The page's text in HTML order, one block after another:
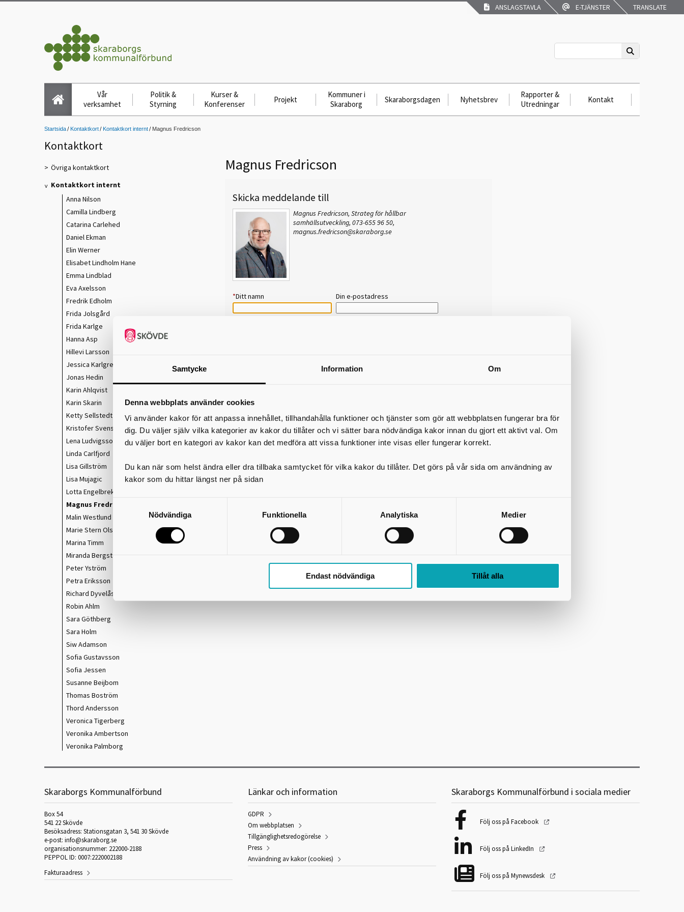
Samtycke Information Om
Denna webbplats använder cookies
Vi använder kakor för att anpassa innehållet, tillhandahålla funktioner och tjänster som gör att webbplatsen fungerar bra för
dig. Du väljer själv vilka kategorier av kakor du tillåter och vi sätter bara nödvändiga kakor innan du gjort ett aktivt val. Om
du väljer bort en kategori av kakor kan det medföra att vissa funktioner inte visas eller fungerar korrekt.
Du kan när som helst ändra eller dra tillbaka samtycket för vilka kakor du tillåter. Det görs på vår sida om användning av
kakor som du hittar längst ner på sidan
Nödvändiga Funktionella Analytiska Medier
Endast nödvändiga Tillåt alla
ANSLAGSTAVLA E-TJÄNSTER TRANSLATE
Vår
verksamhet
Politik &
Styrning
Kurser &
Konferenser
Projekt
Kommuner i
Skaraborg
Skaraborgsdagen Nyhetsbrev
Rapporter &
Utredningar
Kontakt
Startsida Kontaktkort Kontaktkort internt Magnus Fredricson
Kontaktkort
Övriga kontaktkort
Kontaktkort internt
Anna Nilson
Camilla Lindberg
Catarina Carlehed
Daniel Ekman
Elin Werner
Elisabet Lindholm Hane
Emma Lindblad
Eva Axelsson
Fredrik Edholm
Frida Jolsgård
Frida Karlge
Hanna Asp
Hillevi Larsson
Jessica Karlgren
Jonas Hedin
Karin Ahlqvist
Karin Skarin
Ketty Sellstedt
Kristofer Svensson
Lena Ludvigsson
Linda Carlfjord
Lisa Gillström
Lisa Mujagic
Lotta Engelbreksson
Magnus Fredricson
Malin Westlund
Marie Stern Olsson
Marina Timm
Miranda Bergsten
Peter Yström
Petra Eriksson
Richard Dyvelås
Robin Ahlm
Sara Göthberg
Sara Holm
Siw Adamson
Sofia Gustavsson
Sofia Jessen
Susanne Beijbom
Thomas Boström
Thord Andersson
Veronica Tigerberg
Veronika Ambertson
Veronika Palmborg
Magnus Fredricson
Skicka meddelande till
Magnus Fredricson, Strateg för hållbar
samhällsutveckling, 073-655 96 50,
magnus.fredricson@skaraborg.se
*Ditt namn Din e-postadress
*= Obligatorisk uppgift
Skaraborgs Kommunalförbund
Box 54
541 22 Skövde
Besöksadress: Stationsgatan 3, 541 30 Skövde
e-post: info@skaraborg.se
organisationsnummer: 222000-2188
PEPPOL ID: 0007:2220002188
Fakturaadress
Länkar och information
GDPR
Om webbplatsen
Tillgänglighetsredogörelse
Press
Användning av kakor (cookies)
Skaraborgs Kommunalförbund i sociala medier
Följ oss på Facebook
Följ oss på LinkedIn
Följ oss på Mynewsdesk